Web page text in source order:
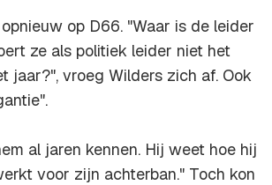
op D66. "Waar is de leider
ze als politiek leider niet het
jaar?", vroeg Wilders zich af. Ook
al jaren kennen. Hij weet hoe hij
voor zijn achterban." Toch kon